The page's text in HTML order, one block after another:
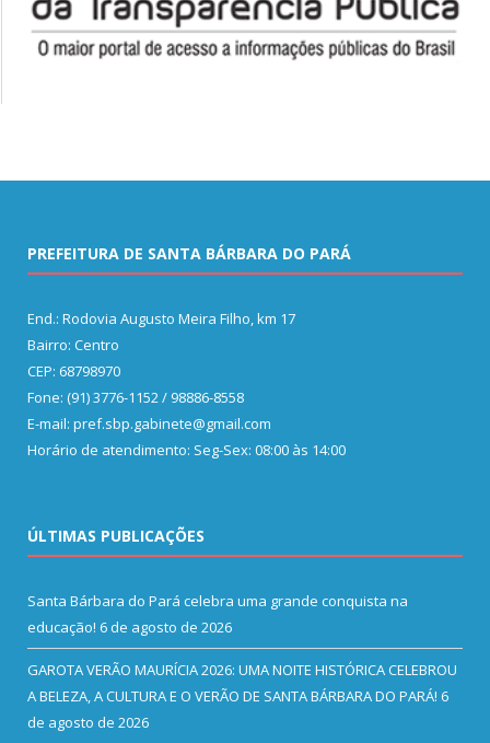
PREFEITURA DE SANTA BÁRBARA DO PARÁ
End.: Rodovia Augusto Meira Filho, km 17
Bairro: Centro
CEP: 68798970
Fone: (91) 3776-1152 / 98886-8558
E-mail: pref.sbp.gabinete@gmail.com
Horário de atendimento: Seg-Sex: 08:00 às 14:00
ÚLTIMAS PUBLICAÇÕES
Santa Bárbara do Pará celebra uma grande conquista na
educação! 6 de agosto de 2026
GAROTA VERÃO MAURÍCIA 2026: UMA NOITE HISTÓRICA CELEBROU
A BELEZA, A CULTURA E O VERÃO DE SANTA BÁRBARA DO PARÁ! 6
de agosto de 2026